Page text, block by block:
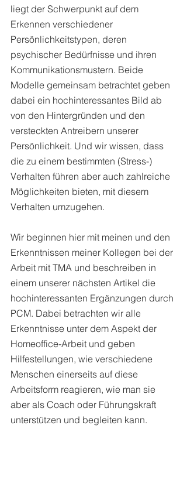
liegt der Schwerpunkt auf dem
Erkennen verschiedener
Persönlichkeitstypen, deren
psychischer Bedürfnisse und ihren
Kommunikationsmustern. Beide
Modelle gemeinsam betrachtet geben
dabei ein hochinteressantes Bild ab
von den Hintergründen und den
versteckten Antreibern unserer
Persönlichkeit. Und wir wissen, dass
die zu einem bestimmten (Stress-)
Verhalten führen aber auch zahlreiche
Möglichkeiten bieten, mit diesem
Verhalten umzugehen.
Wir beginnen hier mit meinen und den
Erkenntnissen meiner Kollegen bei der
Arbeit mit TMA und beschreiben in
einem unserer nächsten Artikel die
hochinteressanten Ergänzungen durch
PCM. Dabei betrachten wir alle
Erkenntnisse unter dem Aspekt der
Homeoffice-Arbeit und geben
Hilfestellungen, wie verschiedene
Menschen einerseits auf diese
Arbeitsform reagieren, wie man sie
aber als Coach oder Führungskraft
unterstützen und begleiten kann.